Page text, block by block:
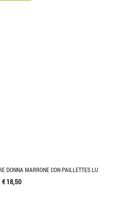
DONNA MARRONE CON PAILLETTES LU
€ 18,50